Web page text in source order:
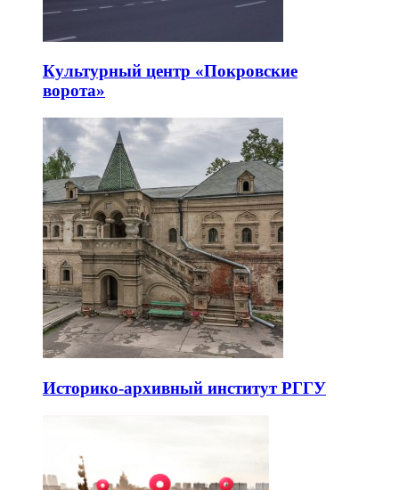
Культурный центр «Покровские
ворота»
Историко-архивный институт РГГУ